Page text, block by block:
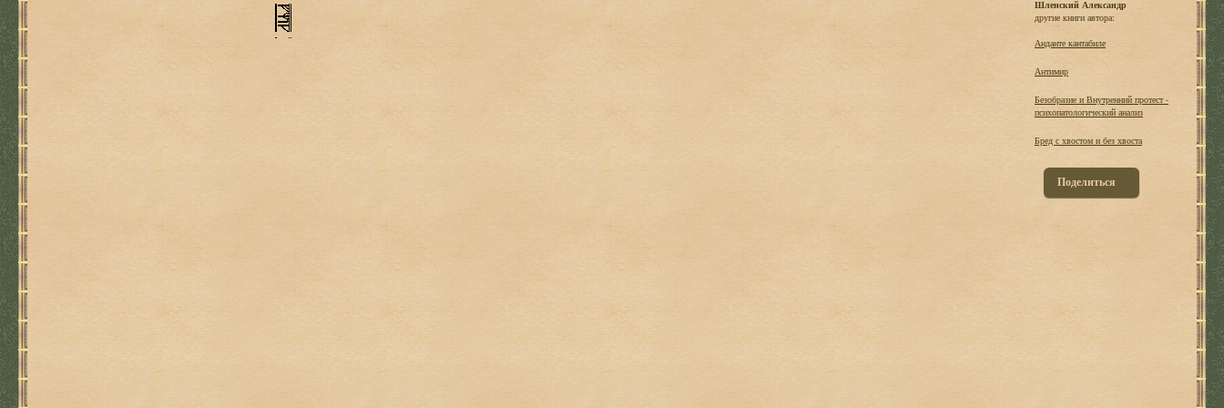
Шленский Александр
другие книги автора:
Анданте кантабиле
Антимир
Безобразие и Внутренний протест -
психопатологический анализ
Бред с хвостом и без хвоста
Поделиться